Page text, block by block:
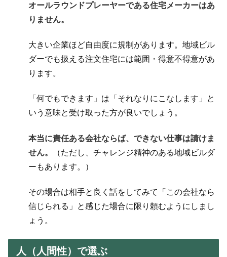
オールラウンドプレーヤーである住宅メーカーはあ
りません。
大きい企業ほど自由度に規制があります。地域ビル
ダーでも扱える注文住宅には範囲・ 得意不得意があ
ります。
「何でもできます」は「それなりにこなします」と
いう意味と受け取った方が良いでしょう。
本当に責任ある会社ならば、できない仕事は請けま
せん。
（ただし、チャレンジ精神のある地域ビルダ
ーもあります。）
その場合は相手と良く話をしてみて「この会社なら
信じられる」と感じた場合に限り頼むようにしまし
ょう。
人（人間性）で選ぶ